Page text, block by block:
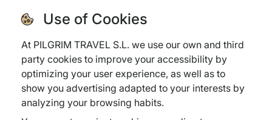
Politica di cancellazione
Assicurazione di viaggio
Domande frequenti
Subvenciones:
Use of Cookies
At PILGRIM TRAVEL S.L. we use our own and third
party cookies to improve your accessibility by
optimizing your user experience, as well as to
show you advertising adapted to your interests by
analyzing your browsing habits.